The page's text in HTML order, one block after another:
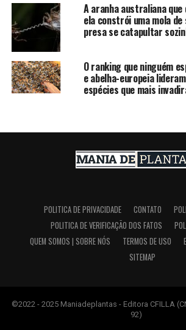
A aranha australiana
ela constrói uma mola de
presa se catapultar
O ranking que ninguém
e abelha-europeia
espécies que mais
POLITICA DE PRIVACIDADE CONTATO
POLITICA DE VERIFICAÇÃO DOS FATOS
QUEM SOMOS | SOBRE NÓS
TERMOS DE USO
SITEMAP
©2022 - 2025 Maniadeplantas - Editora CFILLA
92)